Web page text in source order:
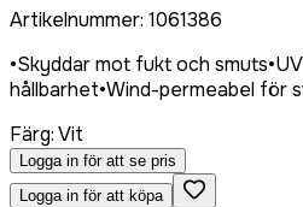
Artikelnummer: 1061386
•Skyddar mot fukt och smuts•
hållbarhet•Wind-permeabel för
Färg:Vit
Logga in för att se pris
Logga in för att köpa